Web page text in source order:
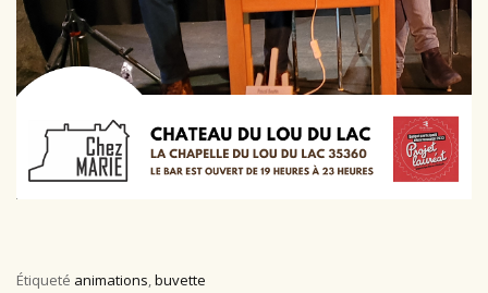
Étiqueté animations,buvette